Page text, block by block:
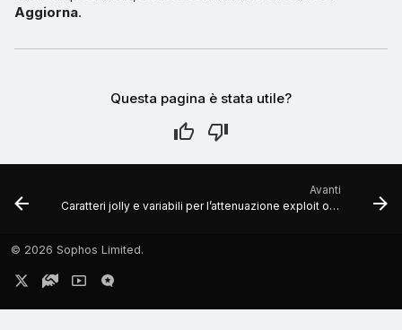
Aggiorna.
Questa pagina è stata utile?
Avanti
Caratteri jolly e variabili per l’attenuazione exploit o la protezione antiransomware
© 2026 Sophos Limited.